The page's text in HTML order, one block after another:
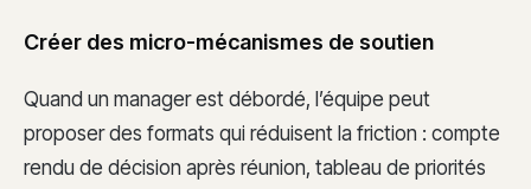
Créer des micro-mécanismes de soutien
Quand un manager est débordé, l’équipe peut
proposer des formats qui réduisent la friction : compte
rendu de décision après réunion, tableau de priorités